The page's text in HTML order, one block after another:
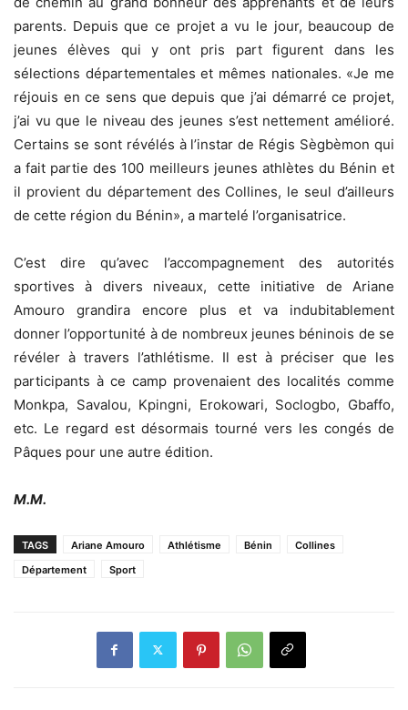
parents. Depuis que ce projet a vu le jour, beaucoup de
jeunes élèves qui y ont pris part figurent dans les
sélections départementales et mêmes nationales. «Je me
réjouis en ce sens que depuis que j’ai démarré ce projet,
j’ai vu que le niveau des jeunes s’est nettement amélioré.
Certains se sont révélés à l’instar de Régis Sègbèmon qui
a fait partie des 100 meilleurs jeunes athlètes du Bénin et
il provient du département des Collines, le seul d’ailleurs
de cette région du Bénin», a martelé l’organisatrice.
C’est dire qu’avec l’accompagnement des autorités
sportives à divers niveaux, cette initiative de Ariane
Amouro grandira encore plus et va indubitablement
donner l’opportunité à de nombreux jeunes béninois de se
révéler à travers l’athlétisme. Il est à préciser que les
participants à ce camp provenaient des localités comme
Monkpa, Savalou, Kpingni, Erokowari, Soclogbo, Gbaffo,
etc. Le regard est désormais tourné vers les congés de
Pâques pour une autre édition.
M.M.
TAGS Ariane Amouro Athlétisme Bénin
Collines
Département
Sport